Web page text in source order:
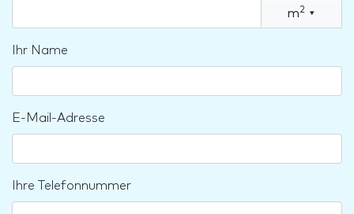
m2 ▾
Ihr Name
E-Mail-Adresse
Ihre Telefonnummer